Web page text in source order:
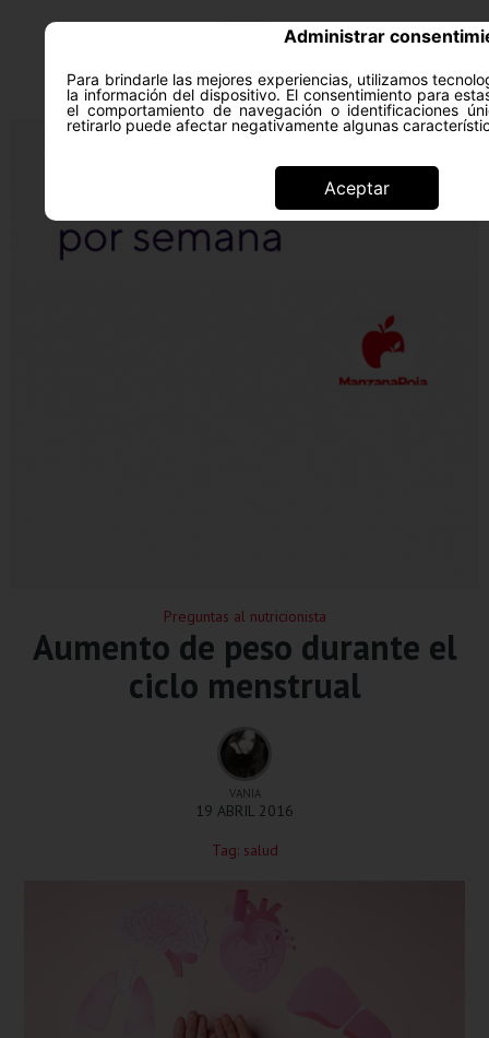
Administrar
Para brindarle las mejores experiencias, utilizamos
la información del dispositivo. El consentimiento para
el comportamiento de navegación o identificaciones
retirarlo puede afectar negativamente algunas
Aceptar
Preguntas al nutricionista
Aumento de peso durante el
ciclo menstrual
VANIA
19 ABRIL 2016
Tag: salud